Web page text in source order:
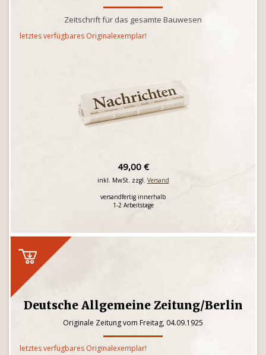
Zeitschrift für das gesamte Bauwesen
letztes verfügbares Originalexemplar!
49,00 €
inkl. MwSt. zzgl. Versand
versandfertig innerhalb
1-2 Arbeitstage
Deutsche Allgemeine Zeitung/Berlin
Originale Zeitung vom Freitag, 04.09.1925
letztes verfügbares Originalexemplar!